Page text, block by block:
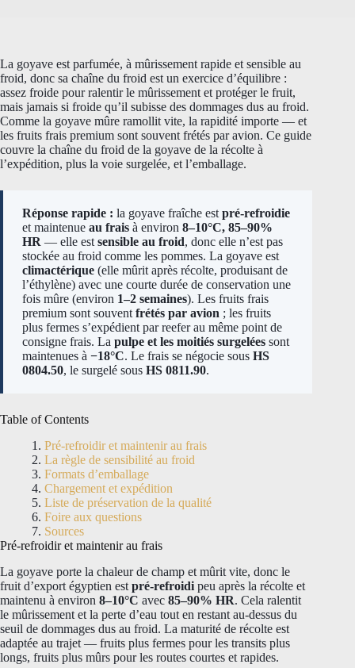
La goyave est parfumée, à mûrissement rapide et sensible au
froid, donc sa chaîne du froid est un exercice d’équilibre :
assez froide pour ralentir le mûrissement et protéger le fruit,
mais jamais si froide qu’il subisse des dommages dus au froid.
Comme la goyave mûre ramollit vite, la rapidité importe — et
les fruits frais premium sont souvent frétés par avion. Ce guide
couvre la chaîne du froid de la goyave de la récolte à
l’expédition, plus la voie surgelée, et l’emballage.
Réponse rapide : la goyave fraîche est pré-refroidie
et maintenue au frais à environ 8–10°C, 85–90%
HR — elle est sensible au froid, donc elle n’est pas
stockée au froid comme les pommes. La goyave est
climactérique (elle mûrit après récolte, produisant de
l’éthylène) avec une courte durée de conservation une
fois mûre (environ 1–2 semaines). Les fruits frais
premium sont souvent frétés par avion ; les fruits
plus fermes s’expédient par reefer au même point de
consigne frais. La pulpe et les moitiés surgelées sont
maintenues à −18°C. Le frais se négocie sous HS
0804.50, le surgelé sous HS 0811.90.
Table of Contents
Pré-refroidir et maintenir au frais
La règle de sensibilité au froid
Formats d’emballage
Chargement et expédition
Liste de préservation de la qualité
Foire aux questions
Sources
Pré-refroidir et maintenir au frais
La goyave porte la chaleur de champ et mûrit vite, donc le
fruit d’export égyptien est pré-refroidi peu après la récolte et
maintenu à environ 8–10°C avec 85–90% HR. Cela ralentit
le mûrissement et la perte d’eau tout en restant au-dessus du
seuil de dommages dus au froid. La maturité de récolte est
adaptée au trajet — fruits plus fermes pour les transits plus
longs, fruits plus mûrs pour les routes courtes et rapides.